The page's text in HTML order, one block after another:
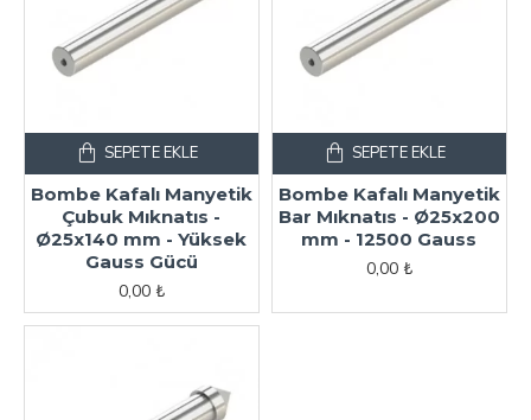
Bombe Kafalı Manyetik
Çubuk Mıknatıs -
Ø25x140 mm - Yüksek
Gauss Gücü
0,00 ₺
SEPETE EKLE
Bombe Kafalı Manyetik
Bar Mıknatıs - Ø25x200
mm - 12500 Gauss
0,00 ₺
SEPETE EKLE